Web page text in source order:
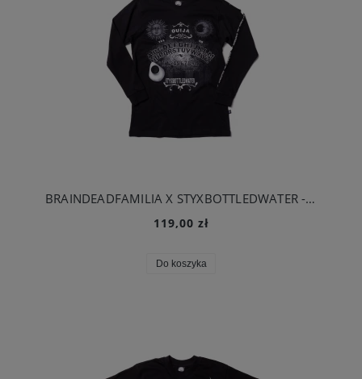
BRAINDEADFAMILIA X STYXBOTTLEDWATER - QUIJA LONGSLEEVE CZARNY
119,00 zł
Do koszyka